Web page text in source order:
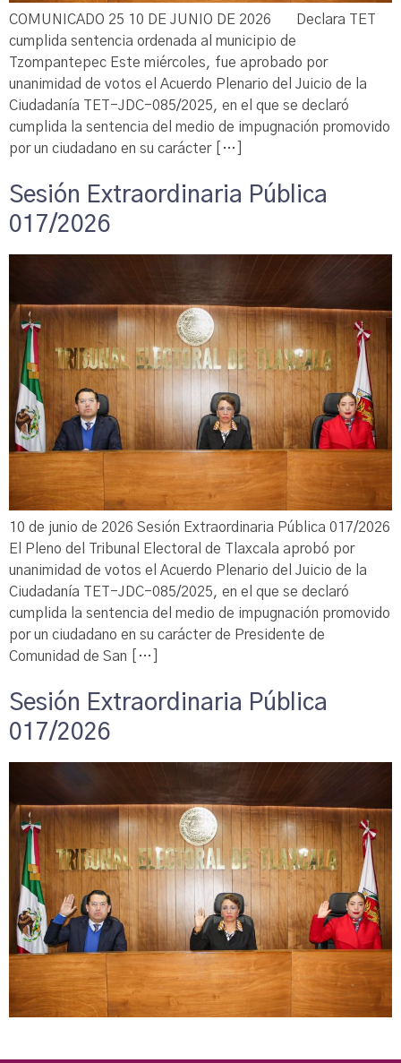
COMUNICADO 25 10 DE JUNIO DE 2026 Declara TET
cumplida sentencia ordenada al municipio de
Tzompantepec Este miércoles, fue aprobado por
unanimidad de votos el Acuerdo Plenario del Juicio de la
Ciudadanía TET-JDC-085/2025, en el que se declaró
cumplida la sentencia del medio de impugnación promovido
por un ciudadano en su carácter […]
Sesión Extraordinaria Pública
017/2026
10 de junio de 2026 Sesión Extraordinaria Pública 017/2026
El Pleno del Tribunal Electoral de Tlaxcala aprobó por
unanimidad de votos el Acuerdo Plenario del Juicio de la
Ciudadanía TET-JDC-085/2025, en el que se declaró
cumplida la sentencia del medio de impugnación promovido
por un ciudadano en su carácter de Presidente de
Comunidad de San […]
Sesión Extraordinaria Pública
017/2026